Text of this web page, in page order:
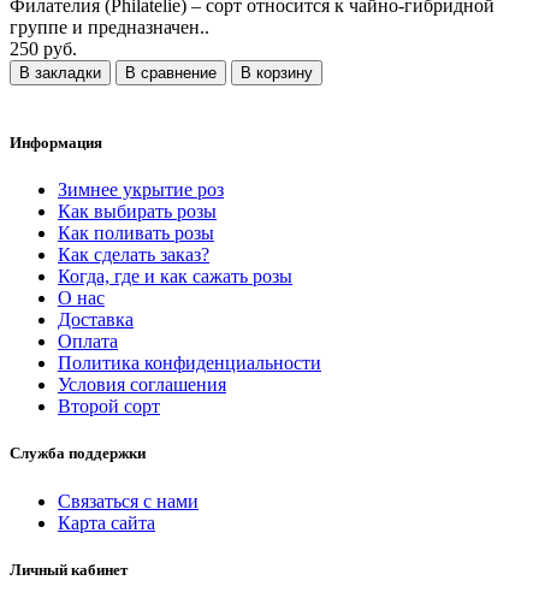
Филателия (Philatelie) – сорт относится к чайно-гибридной
группе и предназначен..
250 руб.
В закладки В сравнение В корзину
Информация
Зимнее укрытие роз
Как выбирать розы
Как поливать розы
Как сделать заказ?
Когда, где и как сажать розы
О нас
Доставка
Оплата
Политика конфиденциальности
Условия соглашения
Второй сорт
Служба поддержки
Связаться с нами
Карта сайта
Личный кабинет